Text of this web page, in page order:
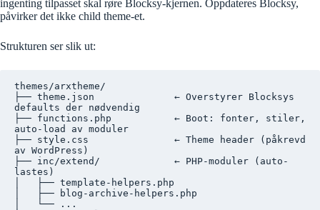
ingenting tilpasset skal røre Blocksy-kjernen. Oppdateres Blocksy,
påvirker det ikke child theme-et.
Strukturen ser slik ut:
themes/arxtheme/
├── theme.json              ← Overstyrer Blocksys
defaults der nødvendig
├── functions.php           ← Boot: fonter, stiler,
auto-load av moduler
├── style.css               ← Theme header (påkrevd
av WordPress)
├── inc/extend/             ← PHP-moduler (auto-
lastes)
│   ├── template-helpers.php
│   ├── blog-archive-helpers.php
│   └── ...